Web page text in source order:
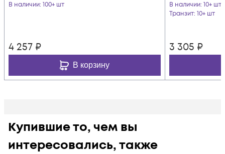
В наличии: 100+ шт
4 257 ₽
В корзину
В наличии: 10+ шт
Транзит: 10+ шт
3 305 ₽
Купившие то, чем вы
интересовались, также